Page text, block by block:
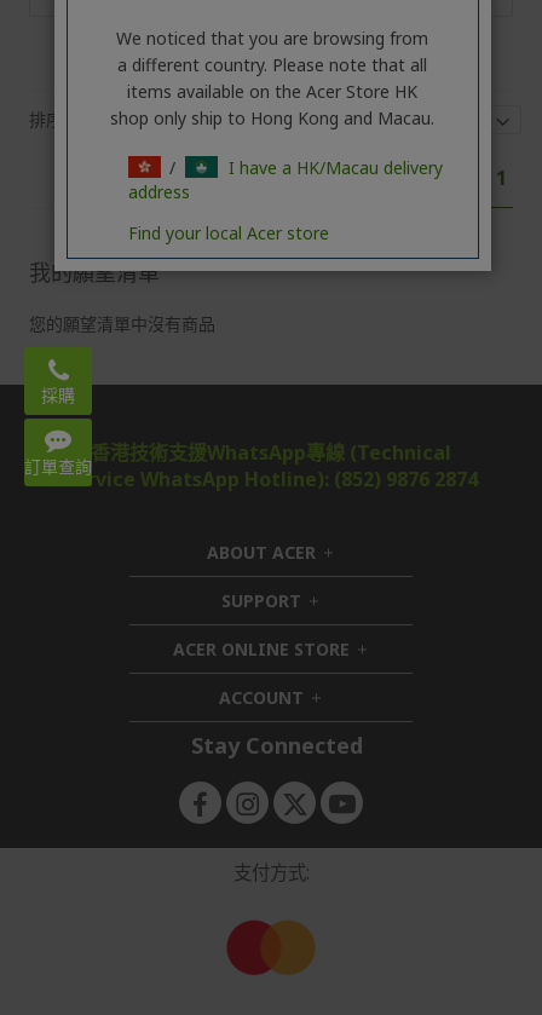
排序
顯示
您
目
1
我的願望清單
您的願望清單中沒有商品
香港技術支援WhatsApp專線 (Technical
Service WhatsApp Hotline): (852) 9876 2874
ABOUT ACER h
i
d
e
n
SUPPORT h
i
d
d
n
ACER ONLINE STORE h
i
d
e
ACCOUNT h
i
d
e
n
Stay Connected
支付方式:
採購
acerstore.hk@acer.com
訂單查詢 Mon – Fri 9:00-18:00
We noticed that you are browsing from
a different country. Please note that all
items available on the Acer Store HK
shop only ship to Hong Kong and Macau.
/
I have a HK/Macau delivery
address
Find your local Acer store